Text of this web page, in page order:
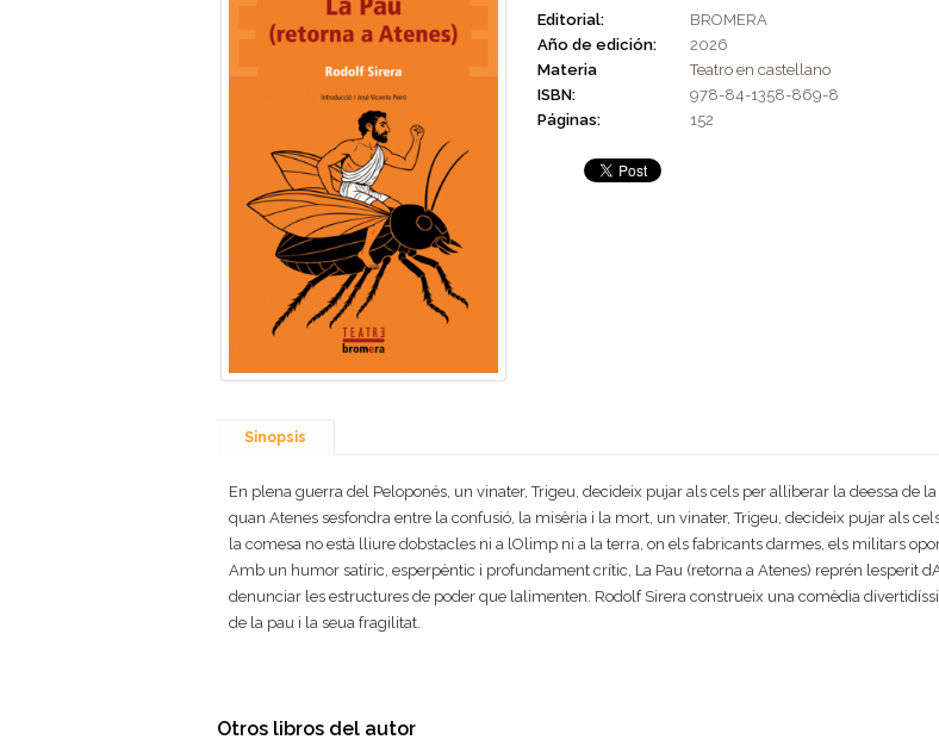
Editorial:
BROMERA
Año de edición:
2026
Materia
Teatro en castellano
ISBN:
978-84-1358-869-8
Páginas:
152
Sinopsis
En plena guerra del Peloponés, un vinater, Trigeu, decideix pujar als cels per alliberar la deessa de
quan Atenes sesfondra entre la confusió, la misèria i la mort, un vinater, Trigeu, decideix pujar als
la comesa no està lliure dobstacles ni a lOlimp ni a la terra, on els fabricants darmes, els militars
Amb un humor satíric, esperpèntic i profundament crític, La Pau (retorna a Atenes) reprén lesperit
denunciar les estructures de poder que lalimenten. Rodolf Sirera construeix una comèdia
de la pau i la seua fragilitat.
Otros libros del autor